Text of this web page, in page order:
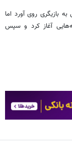
روی آورد اما
آغاز کرد و سپس